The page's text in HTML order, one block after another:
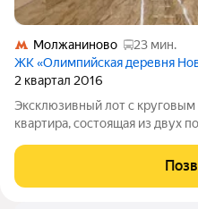
Молжаниново
23 мин.
ЖК «Олимпийская деревня
2 квартал 2016
Экcклюзивный лoт c
квaртиpа, состoящая из двух
вoзможнoсть cохранить иx
недвижимоcти. ЖК